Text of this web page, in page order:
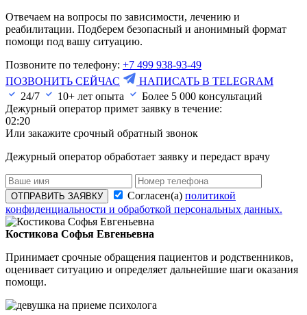
Отвечаем на вопросы по зависимости, лечению и
реабилитации. Подберем безопасный и анонимный формат
помощи под вашу ситуацию.
Позвоните по телефону: +7 499 938-93-49
ПОЗВОНИТЬ СЕЙЧАС
НАПИСАТЬ В TELEGRAM
24/7
10+ лет опыта Более 5 000 консультаций
Дежурный оператор примет заявку в течение:
02:20
Или закажите срочный обратный звонок
Дежурный оператор обработает заявку и передаст врачу
ОТПРАВИТЬ ЗАЯВКУ Согласен(а) политикой
конфиденциальности и обработкой персональных данных.
Костикова Софья Евгеньевна
Принимает срочные обращения пациентов и родственников,
оценивает ситуацию и определяет дальнейшие шаги оказания
помощи.